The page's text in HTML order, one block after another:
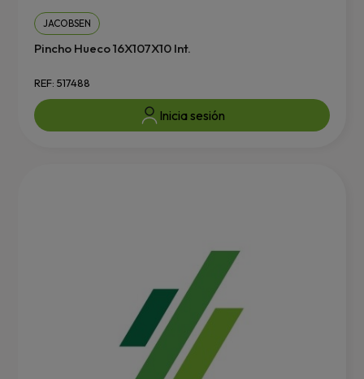
JACOBSEN
Pincho Hueco 16X107X10 Int.
REF: 517488
Inicia sesión